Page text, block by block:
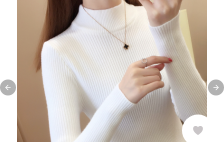
Previous slide